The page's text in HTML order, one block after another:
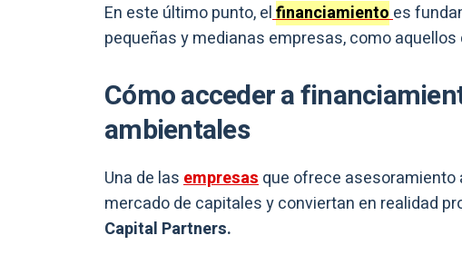
En este último punto, elfinanciamientoes
pequeñas y medianas empresas, como
Cómo acceder a
ambientales
Una de lasempresasque ofrece asesoramiento
mercado de capitales y conviertan en realidad
Capital Partners.